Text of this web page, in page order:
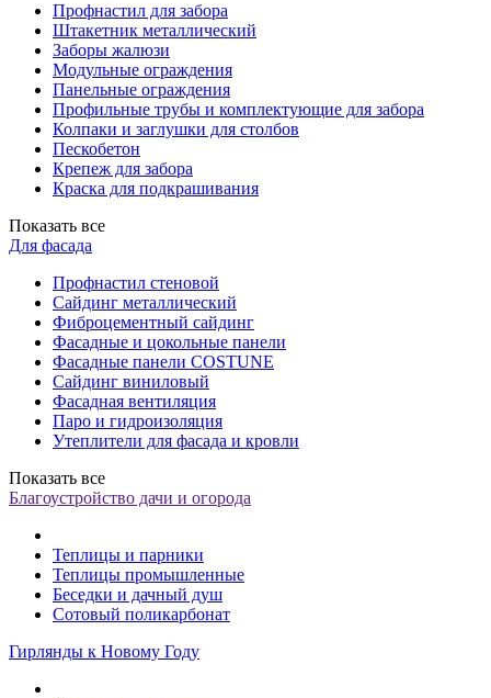
Профнастил для забора
Штакетник металлический
Заборы жалюзи
Модульные ограждения
Панельные ограждения
Профильные трубы и комплектующие для забора
Колпаки и заглушки для столбов
Пескобетон
Крепеж для забора
Краска для подкрашивания
Показать все
Для фасада
Профнастил стеновой
Сайдинг металлический
Фиброцементный сайдинг
Фасадные и цокольные панели
Фасадные панели COSTUNE
Сайдинг виниловый
Фасадная вентиляция
Паро и гидроизоляция
Утеплители для фасада и кровли
Показать все
Благоустройство дачи и огорода
Теплицы и парники
Теплицы промышленные
Беседки и дачный душ
Сотовый поликарбонат
Гирлянды к Новому Году